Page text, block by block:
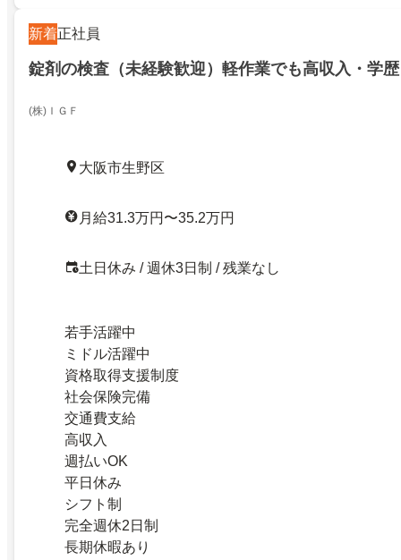
新着正社員
錠剤の検査（未経験歓迎）軽作業でも高収入・学
(株)ＩＧＦ
大阪市生野区
月給31.3万円〜35.2万円
土日休み / 週休3日制 / 残業なし
若手活躍中
ミドル活躍中
資格取得支援制度
社会保険完備
交通費支給
高収入
週払いOK
平日休み
シフト制
完全週休2日制
長期休暇あり